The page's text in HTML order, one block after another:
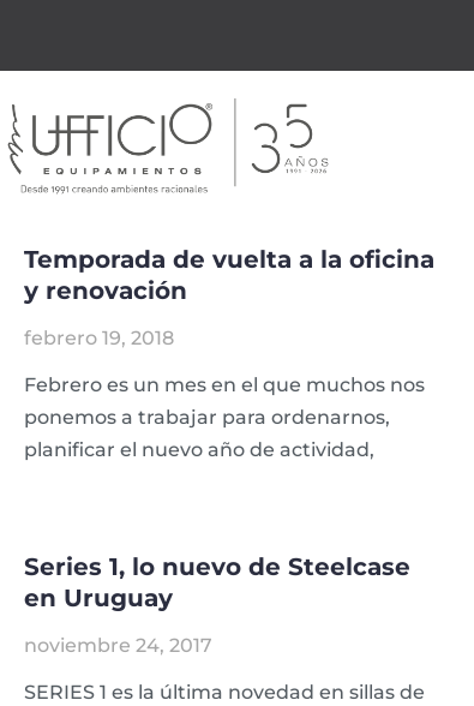
Temporada de vuelta a la oficina
y renovación
febrero 19, 2018
Febrero es un mes en el que muchos nos
ponemos a trabajar para ordenarnos,
planificar el nuevo año de actividad,
Series 1, lo nuevo de Steelcase
en Uruguay
noviembre 24, 2017
SERIES 1 es la última novedad en sillas de